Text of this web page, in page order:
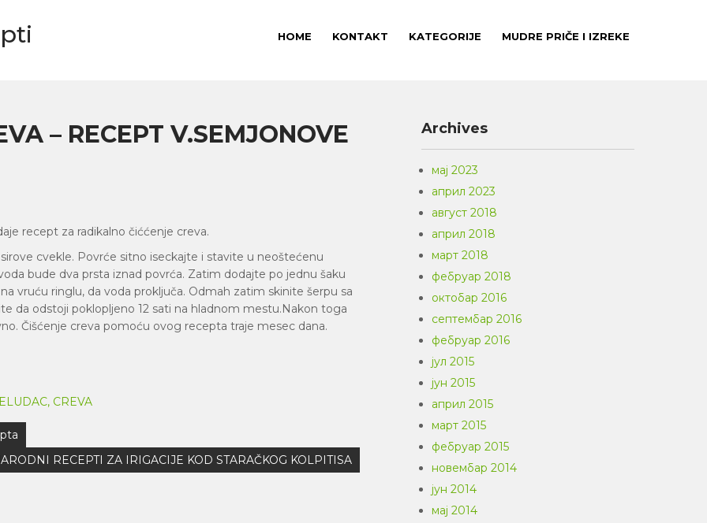
HOME KONTAKT KATEGORIJE MUDRE PRIČE I IZREKE
– RECEPT V.SEMJONOVE
recept za radikalno čiććenje creva.
cvekle. Povrće sitno iseckajte i stavite u neoštećenu
bude dva prsta iznad povrća. Zatim dodajte po jednu šaku
vruću ringlu, da voda proključa. Odmah zatim skinite šerpu sa
da odstoji poklopljeno 12 sati na hladnom mestu.Nakon toga
Čišćenje creva pomoću ovog recepta traje mesec dana.
CREVA
RECEPTI ZA IRIGACIJE KOD STARAČKOG KOLPITISA
Archives
мај 2023
април 2023
август 2018
април 2018
март 2018
фебруар 2018
октобар 2016
септембар 2016
фебруар 2016
јул 2015
јун 2015
април 2015
март 2015
фебруар 2015
новембар 2014
јун 2014
мај 2014